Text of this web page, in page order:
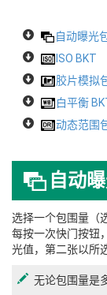
自动曝光
ISO BKT
胶片模拟
白平衡
动态范围
自动
选择一个包围量（
每按一次快门按钮
光值，第二张以所
无论包围量是